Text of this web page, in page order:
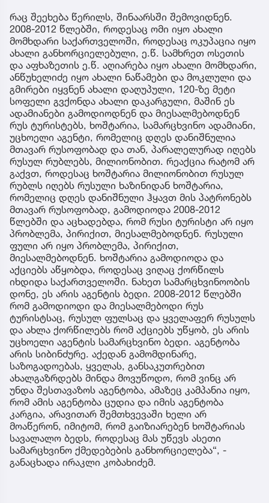
რაც შეეხება წერილს, შინაარსში შემოვიდნენ.
2008-2012 წლებში, როდესაც ომი იყო ახალი
მომხდარი საქართველოში, როდესაც ოკუპაცია იყო
ახალი განხორციელებული, ე.წ. სამხრეთ ოსეთის
და აფხაზეთის ე.წ. აღიარება იყო ახალი მომხდარი,
ანწუხელიძე იყო ახალი ნაწამები და მოკლული და
გმირები იყვნენ ახალი დაღუპული, 120-ზე მეტი
სოფელი გვქონდა ახალი დაკარგული, მაშინ ეს
ადამიანები გამოდიოდნენ და მიესალმებოდნენ
რუს ტურისტებს, ხოშტარია, სამარცხვინო ადამიანი,
უცხოელი აგენტი, რომელიც დღეს დანიშნულია
მთავარ რუსოფობად და თან, პარალელურად იღებს
რუსულ რუბლებს, მილიონობით. რეაქცია რატომ არ
გაქვთ, როდესაც ხოშტარია მილიონობით რუსულ
რუბლს იღებს რუსული ხაზინიდან ხოშტარია,
რომელიც დღეს დანიშნული ჰყავთ მის პატრონებს
მთავარ რუსოფობად, გამოდიოდა 2008-2012
წლებში და აცხადებდა, რომ რუსი ტურისტი არ იყო
პრობლემა, პირიქით, მიესალმებოდნენ. რუსული
ფული არ იყო პრობლემა, პირიქით,
მიესალმებოდნენ. ხოშტარია გამოდიოდა და
აქციებს აწყობდა, როდესაც ვიღაც ქორწილს
იხდიდა საქართველოში. ნახეთ სამარცხვინოობის
დონე, ეს არის აგენტის ბედი. 2008-2012 წლებში
რომ გამოდიოდი და მიესალმებოდი რუს
ტურისტსაც, რუსულ ფულსაც და ყველაფერ რუსულს
და ახლა ქორწილებს რომ აქციებს უწყობ, ეს არის
უცხოელი აგენტის სამარცხვინო ბედი. აგენტობა
არის სიბინძურე. აქედან გამომდინარე,
საზოგადოებას, ყველას, განსაკუთრებით
ახალგაზრდებს მინდა მოვუწოდო, რომ ვინც არ
უნდა შესთავაზოს აგენტობა, ამაზეც კამპანია იყო,
რომ ამის აგენტობა ცუდია და იმის აგენტობა
კარგია, არავითარ შემთხვევაში ხელი არ
მოაწერონ, იმიტომ, რომ გაიზიარებენ ხოშტარიას
სავალალო ბედს, როდესაც მას უწევს ასეთი
სამარცხვინო ქმედებების განხორციელება“, -
განაცხადა ირაკლი კობახიძემ.